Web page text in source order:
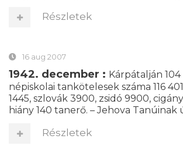
Részletek
16 aug 2007
1942. december : Kárpátalján
népiskolai tankötelesek száma 116
1445, szlovák 3900, zsidó 9900,
hiány 140 tanerő. – Jehova
Részletek